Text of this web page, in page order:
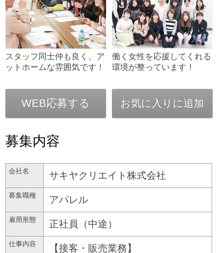
スタッフ同士仲も良く、ア
ットホームな雰囲気です！
働く女性を応援してくれる
環境が整っています！
WEB応募する お気に入りに追加
募集内容
会社名 サキヤクリエイト株式会社
募集職種 アパレル
雇用形態 正社員（中途）
仕事内容 【接客・販売業務】